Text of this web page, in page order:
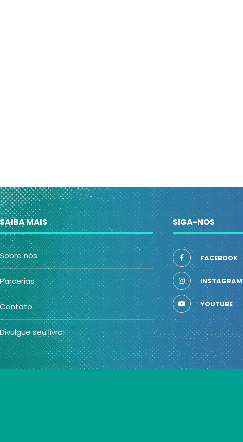
SAIBA MAIS
Sobre nós
Parcerias
Contato
Divulgue seu livro!
SIGA-NOS
FACEBOOK
INSTAGRAM
YOUTUBE